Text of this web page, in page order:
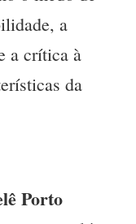
a
a crítica à
da
Porto